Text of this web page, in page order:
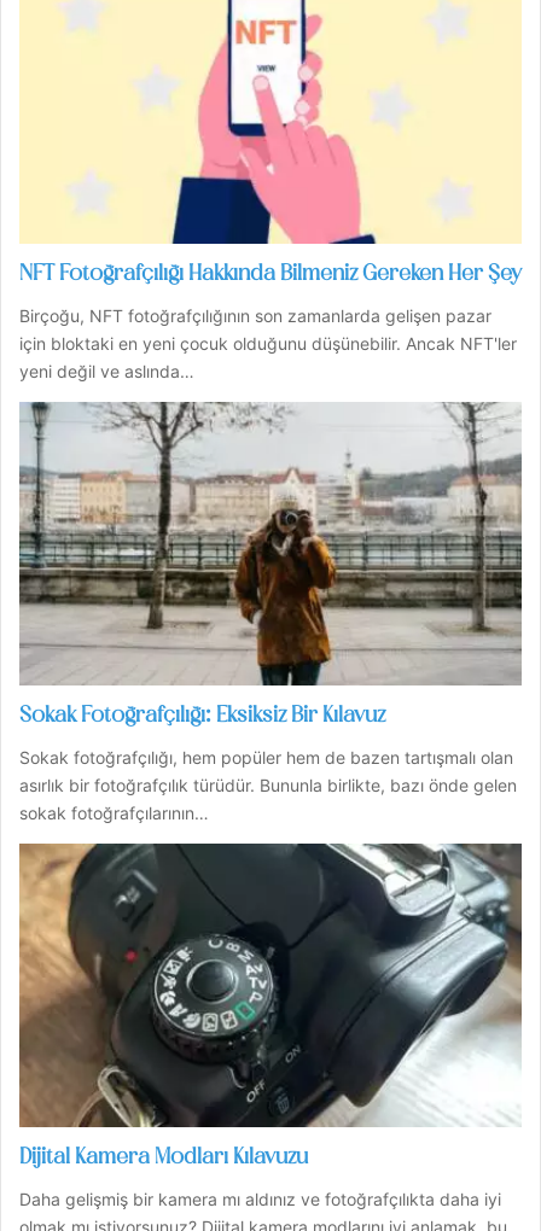
NFT Fotoğrafçılığı Hakkında Bilmeniz Gereken Her Şey
Birçoğu, NFT fotoğrafçılığının son zamanlarda gelişen pazar
için bloktaki en yeni çocuk olduğunu düşünebilir. Ancak NFT'ler
yeni değil ve aslında…
Sokak Fotoğrafçılığı: Eksiksiz Bir Kılavuz
Sokak fotoğrafçılığı, hem popüler hem de bazen tartışmalı olan
asırlık bir fotoğrafçılık türüdür. Bununla birlikte, bazı önde gelen
sokak fotoğrafçılarının…
Dijital Kamera Modları Kılavuzu
Daha gelişmiş bir kamera mı aldınız ve fotoğrafçılıkta daha iyi
olmak mı istiyorsunuz? Dijital kamera modlarını iyi anlamak, bu